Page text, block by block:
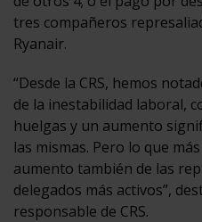
tres compañeros
Ryanair.
“Desde la CRS, hemos
de la inestabilidad laboral,
huelgas y un aumento
las mismas. Pero lo que
aumento también de las
delegados más activos”,
responsable de CRS.